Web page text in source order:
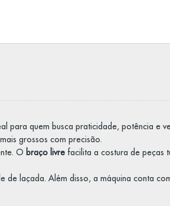
para quem busca praticidade, potência e
grossos com precisão.
O braço livrefacilita a costura de peças
de laçada. Além disso, a máquina conta